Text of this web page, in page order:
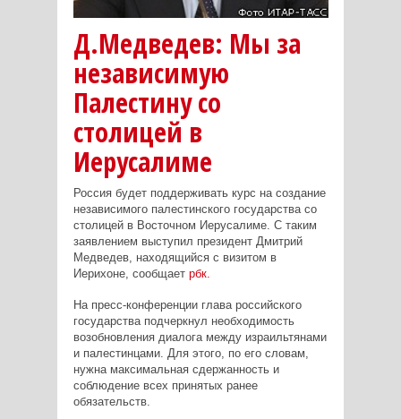
Д.Медведев: Мы за
независимую
Палестину со
столицей в
Иерусалиме
Россия будет поддерживать курс на создание
независимого палестинского государства со
столицей в Восточном Иерусалиме. С таким
заявлением выступил президент Дмитрий
Медведев, находящийся с визитом в
Иерихоне, сообщаетрбк.
На пресс-конференции глава российского
государства подчеркнул необходимость
возобновления диалога между израильтянами
и палестинцами. Для этого, по его словам,
нужна максимальная сдержанность и
соблюдение всех принятых ранее
обязательств.